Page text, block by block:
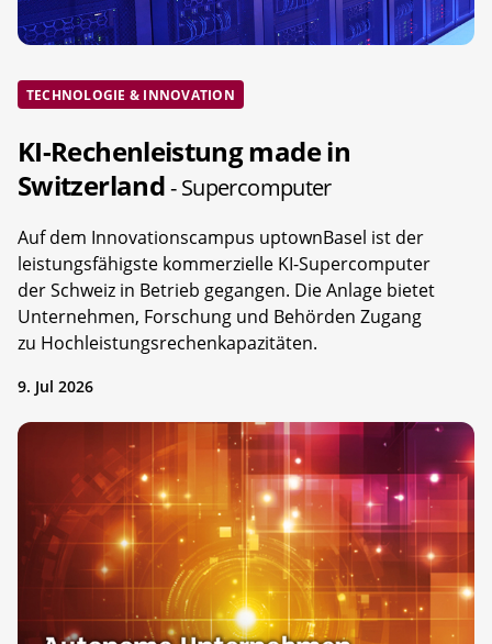
TECHNOLOGIE & INNOVATION
KI-Rechenleistung made in
Switzerland- Supercomputer
Auf dem Innovationscampus uptownBasel ist der
leistungsfähigste kommerzielle KI-Supercomputer
der Schweiz in Betrieb gegangen. Die Anlage bietet
Unternehmen, Forschung und Behörden Zugang
zu Hochleistungsrechenkapazitäten.
9. Jul 2026